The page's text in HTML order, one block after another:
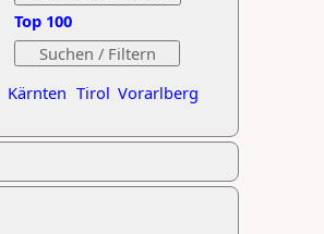
Kärnten Tirol Vorarlberg
Top 100